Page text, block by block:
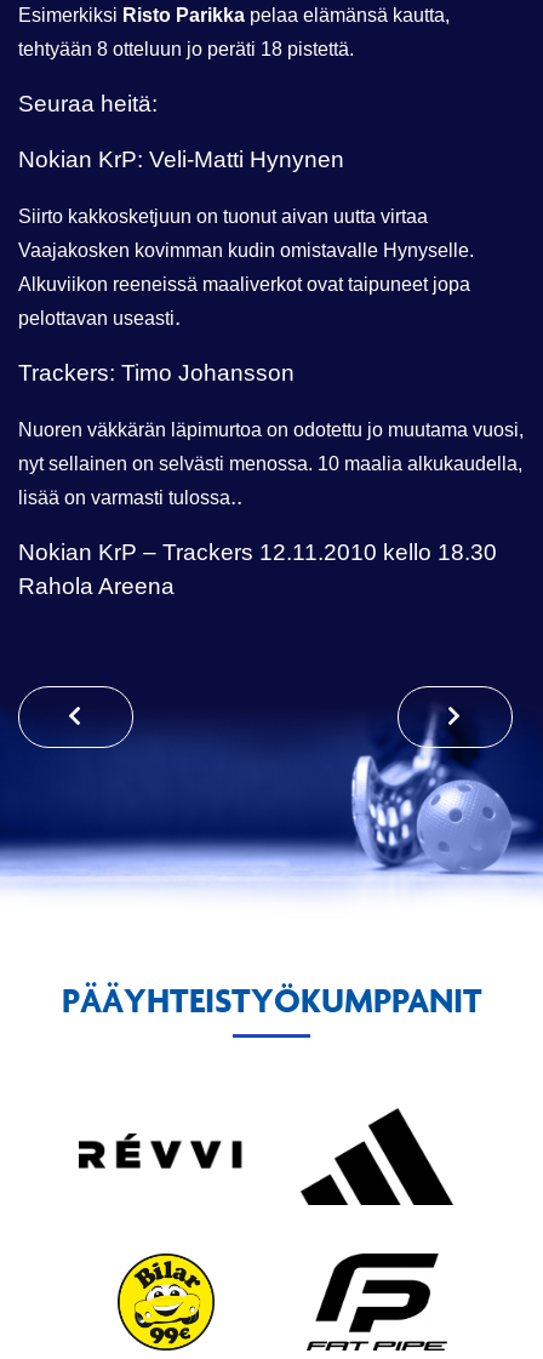
Esimerkiksi Risto Parikka pelaa elämänsä kautta,
tehtyään 8 otteluun jo peräti 18 pistettä.
Seuraa heitä:
Nokian KrP: Veli-Matti Hynynen
Siirto kakkosketjuun on tuonut aivan uutta virtaa
Vaajakosken kovimman kudin omistavalle Hynyselle.
Alkuviikon reeneissä maaliverkot ovat taipuneet jopa
pelottavan useasti.
Trackers: Timo Johansson
Nuoren väkkärän läpimurtoa on odotettu jo muutama vuosi,
nyt sellainen on selvästi menossa. 10 maalia alkukaudella,
lisää on varmasti tulossa..
Nokian KrP – Trackers 12.11.2010 kello 18.30
Rahola Areena
PÄÄYHTEISTYÖKUMPPANIT